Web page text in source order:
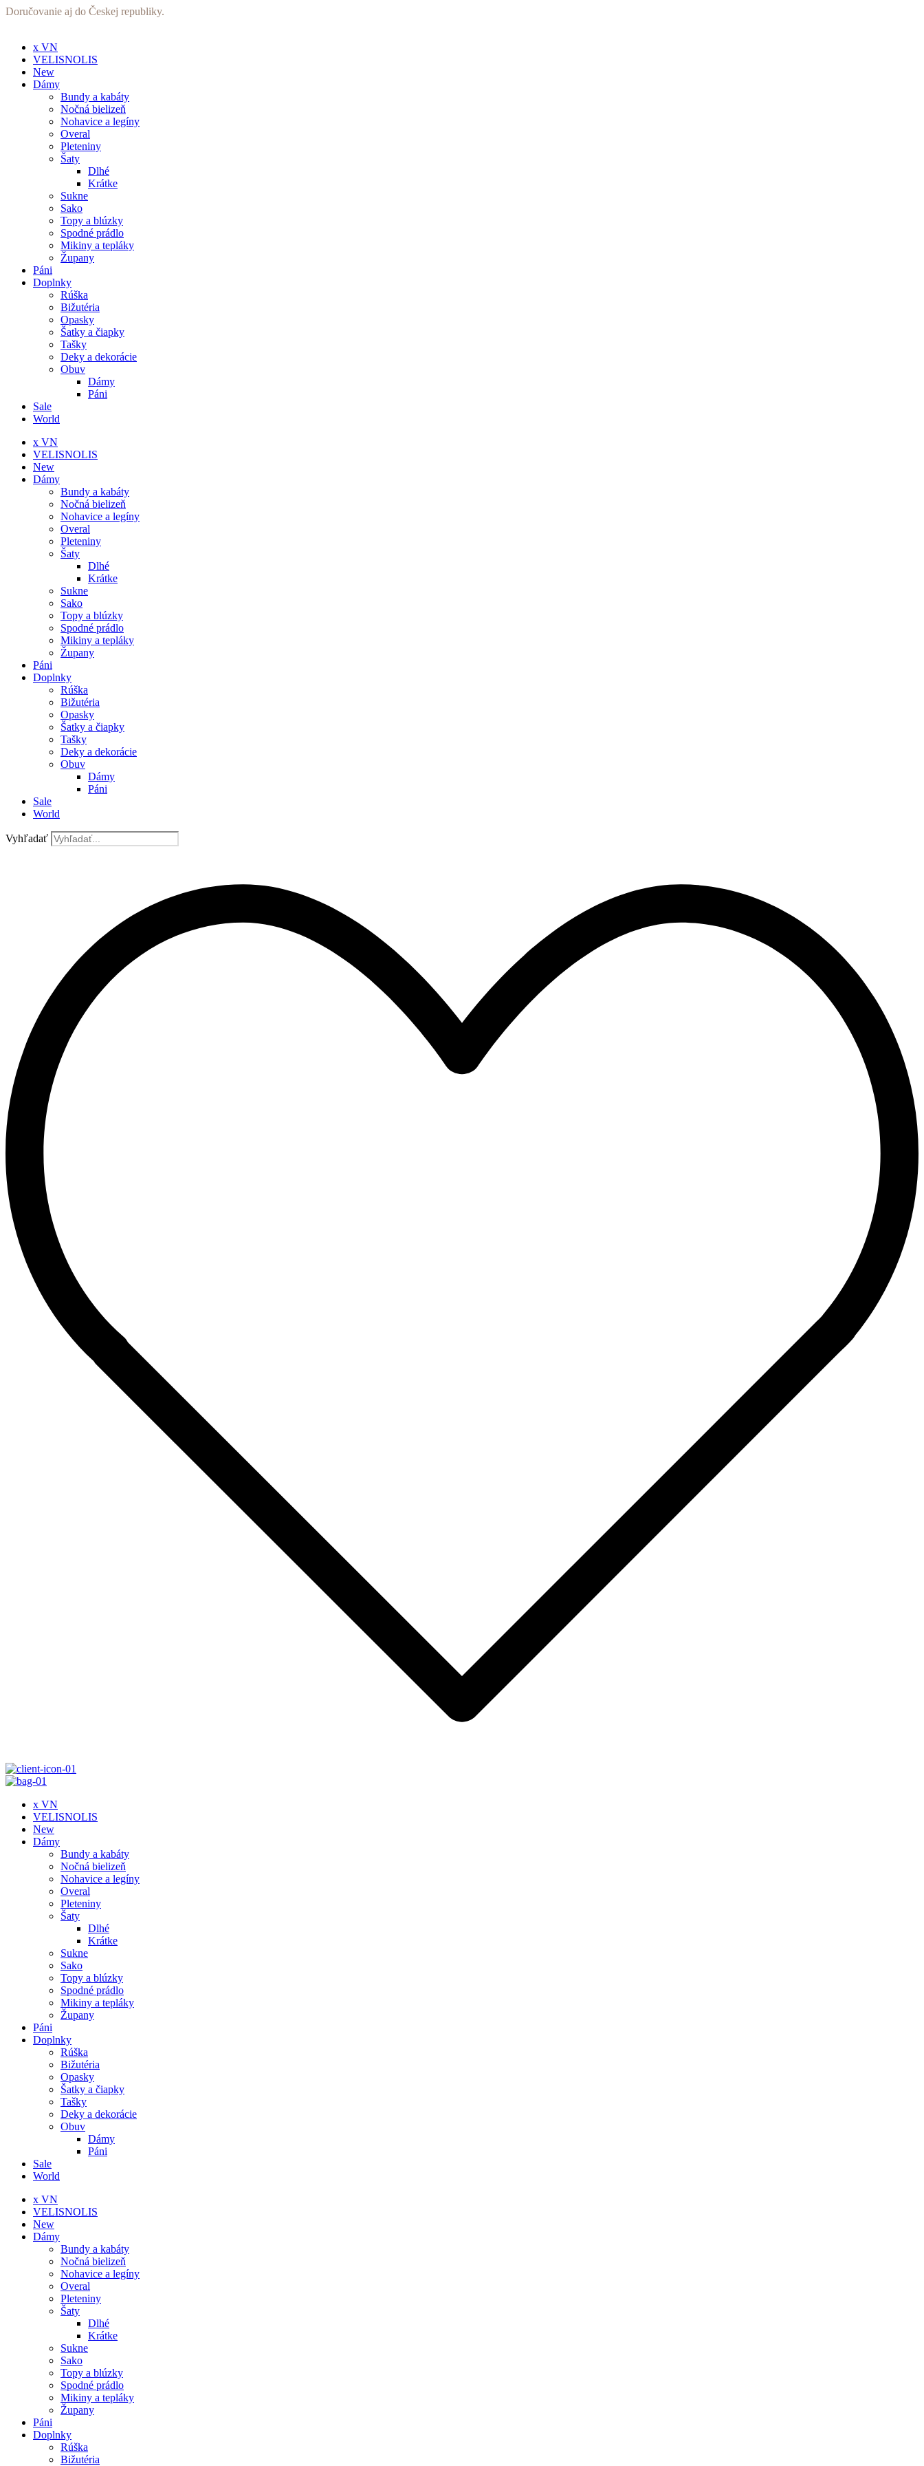
Preskočiť
Doručovanie aj do Českej republiky.
x VN
VELISNOLIS
New
Dámy
Bundy a kabáty
Nočná bielizeň
Nohavice a legíny
Overal
Pleteniny
Šaty
Dlhé
Krátke
Sukne
Sako
Topy a blúzky
Spodné prádlo
Mikiny a tepláky
Župany
Páni
Doplnky
Rúška
Bižutéria
Opasky
Šatky a čiapky
Tašky
Deky a dekorácie
Obuv
Dámy
Páni
Sale
World
x VN
VELISNOLIS
New
Dámy
Bundy a kabáty
Nočná bielizeň
Nohavice a legíny
Overal
Pleteniny
Šaty
Dlhé
Krátke
Sukne
Sako
Topy a blúzky
Spodné prádlo
Mikiny a tepláky
Župany
Páni
Doplnky
Rúška
Bižutéria
Opasky
Šatky a čiapky
Tašky
Deky a dekorácie
Obuv
Dámy
Páni
Sale
World
Vyhľadať
x VN
VELISNOLIS
New
Dámy
Bundy a kabáty
Nočná bielizeň
Nohavice a legíny
Overal
Pleteniny
Šaty
Dlhé
Krátke
Sukne
Sako
Topy a blúzky
Spodné prádlo
Mikiny a tepláky
Župany
Páni
Doplnky
Rúška
Bižutéria
Opasky
Šatky a čiapky
Tašky
Deky a dekorácie
Obuv
Dámy
Páni
Sale
World
x VN
VELISNOLIS
New
Dámy
Bundy a kabáty
Nočná bielizeň
Nohavice a legíny
Overal
Pleteniny
Šaty
Dlhé
Krátke
Sukne
Sako
Topy a blúzky
Spodné prádlo
Mikiny a tepláky
Župany
Páni
Doplnky
Rúška
Bižutéria